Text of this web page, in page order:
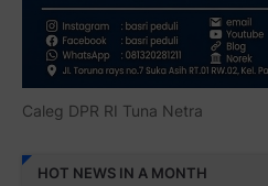
Caleg DPR RI Tuna Netra
HOT NEWS IN A MONTH